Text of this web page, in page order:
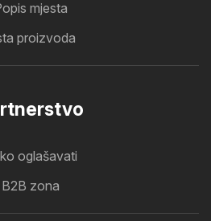
mjesta
proizvoda
oglašavati
B2B zona